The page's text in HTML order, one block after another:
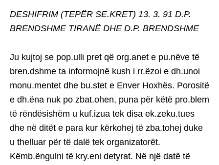
DESHIFRIM (TEPËR SE.KRET) 13. 3. 91 D.P.
BRENDSHME TIRANË DHE D.P. BRENDSHME
Ju kujtoj se pop.ulli pret që org.anet e pu.nëve të
bren.dshme ta informojnë kush i rr.ëzoi e dh.unoi
monu.mentet dhe bu.stet e Enver Hoxhës. Porositë
e dh.ëna nuk po zbat.ohen, puna për këtë pro.blem
të rëndësishëm u kuf.izua tek disa ek.zeku.tues
dhe në ditët e para kur kërkohej të zba.tohej duke
u thelluar për të dalë tek organizatorët.
Këmb.ëngulni të kry.eni detyrat. Në një datë të